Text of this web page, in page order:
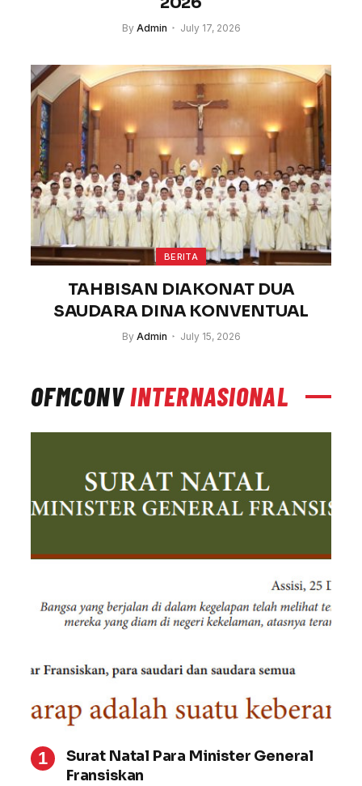
By Admin July 17, 2026
BERITA
TAHBISAN DIAKONAT DUA
SAUDARA DINA KONVENTUAL
By Admin July 15, 2026
OFMCONVINTERNASIONAL
Surat Natal Para Minister General
Fransiskan